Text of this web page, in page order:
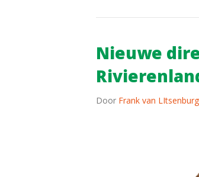
Nieuwe
Door Frank van LItsenburg